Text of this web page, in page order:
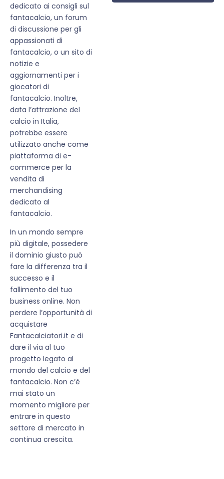
dedicato ai consigli sul
fantacalcio, un forum
di discussione per gli
appassionati di
fantacalcio, o un sito di
notizie e
aggiornamenti per i
giocatori di
fantacalcio. Inoltre,
data l’attrazione del
calcio in Italia,
potrebbe essere
utilizzato anche come
piattaforma di e-
commerce per la
vendita di
merchandising
dedicato al
fantacalcio.
In un mondo sempre
più digitale, possedere
il dominio giusto può
fare la differenza tra il
successo e il
fallimento del tuo
business online. Non
perdere l’opportunità di
acquistare
Fantacalciatori.it e di
dare il via al tuo
progetto legato al
mondo del calcio e del
fantacalcio. Non c’è
mai stato un
momento migliore per
entrare in questo
settore di mercato in
continua crescita.